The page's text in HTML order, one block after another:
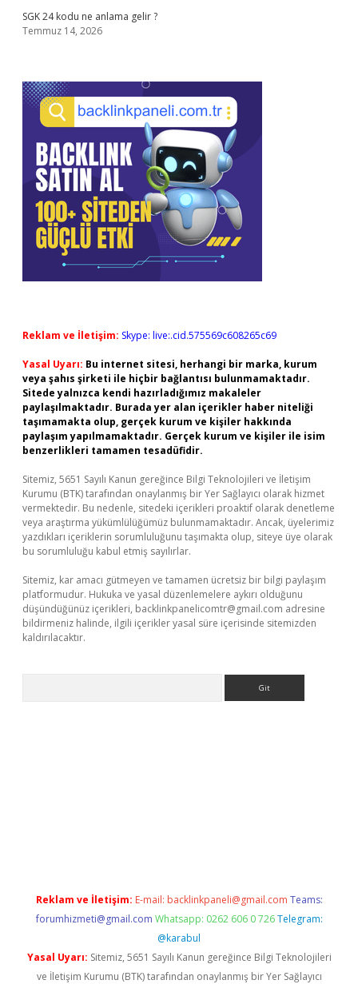
SGK 24 kodu ne anlama gelir ?
Temmuz 14, 2026
Reklam ve İletişim: Skype: live:.cid.575569c608265c69
Yasal Uyarı: Bu internet sitesi, herhangi bir marka, kurum
veya şahıs şirketi ile hiçbir bağlantısı bulunmamaktadır.
Sitede yalnızca kendi hazırladığımız makaleler
paylaşılmaktadır. Burada yer alan içerikler haber niteliği
taşımamakta olup, gerçek kurum ve kişiler hakkında
paylaşım yapılmamaktadır. Gerçek kurum ve kişiler ile isim
benzerlikleri tamamen tesadüfidir.
Sitemiz, 5651 Sayılı Kanun gereğince Bilgi Teknolojileri ve İletişim
Kurumu (BTK) tarafından onaylanmış bir Yer Sağlayıcı olarak hizmet
vermektedir. Bu nedenle, sitedeki içerikleri proaktif olarak denetleme
veya araştırma yükümlülüğümüz bulunmamaktadır. Ancak, üyelerimiz
yazdıkları içeriklerin sorumluluğunu taşımakta olup, siteye üye olarak
bu sorumluluğu kabul etmiş sayılırlar.
Sitemiz, kar amacı gütmeyen ve tamamen ücretsiz bir bilgi paylaşım
platformudur. Hukuka ve yasal düzenlemelere aykırı olduğunu
düşündüğünüz içerikleri, backlinkpanelicomtr@gmail.com adresine
bildirmeniz halinde, ilgili içerikler yasal süre içerisinde sitemizden
kaldırılacaktır.
Reklam ve İletişim: E-mail: backlinkpaneli@gmail.com Teams:
forumhizmeti@gmail.com Whatsapp: 0262 606 0 726 Telegram:
@karabul
Yasal Uyarı: Sitemiz, 5651 Sayılı Kanun gereğince Bilgi Teknolojileri
ve İletişim Kurumu (BTK) tarafından onaylanmış bir Yer Sağlayıcı